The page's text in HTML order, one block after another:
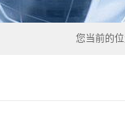
您当前的位